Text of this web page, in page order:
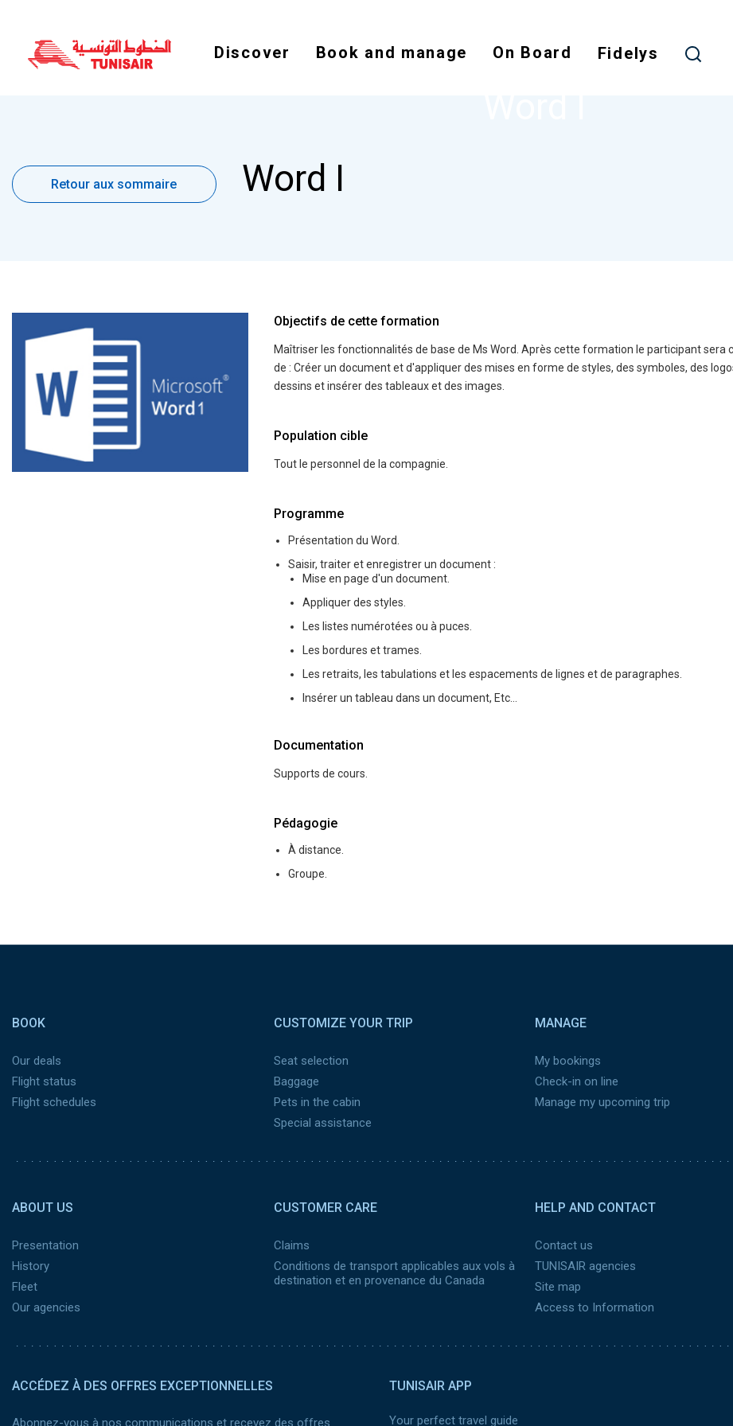
main
Discover Book and manage On Board Fidelys
NODE WORD I
aux
sommaireRetour aux sommaire Word I
Objectifs de cette formation
Maîtriser les fonctionnalités de base de Ms Word. Après cette formation le participant sera
de : Créer un document et d'appliquer des mises en forme de styles, des symboles, des
dessins et insérer des tableaux et des images.
Population cible
Tout le personnel de la compagnie.
Programme
Présentation du Word.
Saisir, traiter et enregistrer un document :
Mise en page d'un document.
Appliquer des styles.
Les listes numérotées ou à puces.
Les bordures et trames.
Les retraits, les tabulations et les espacements de lignes et de paragraphes.
Insérer un tableau dans un document, Etc…
Documentation
Supports de cours.
Pédagogie
À distance.
Groupe.
BOOK
Our deals
Flight status
Flight schedules
CUSTOMIZE YOUR TRIP
Seat selection
Baggage
Pets in the cabin
Special assistance
MANAGE
My bookings
Check-in on line
Manage my upcoming trip
ABOUT US
Presentation
History
Fleet
Our agencies
CUSTOMER CARE
Claims
Conditions de transport applicables aux vols à
destination et en provenance du Canada
HELP AND CONTACT
Contact us
TUNISAIR agencies
Site map
Access to Information
ACCÉDEZ À DES OFFRES EXCEPTIONNELLES
Abonnez-vous à nos communications et recevez des offres
TUNISAIR APP
Your perfect travel guide